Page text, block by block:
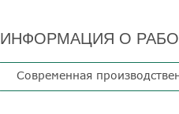
ИНФОРМАЦИЯ О
Современная